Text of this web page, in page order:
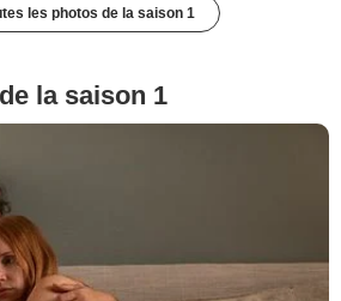
les photos de la saison 1
la saison 1